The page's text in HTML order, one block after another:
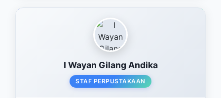
I Wayan Gilang Andika
STAF PERPUSTAKAAN